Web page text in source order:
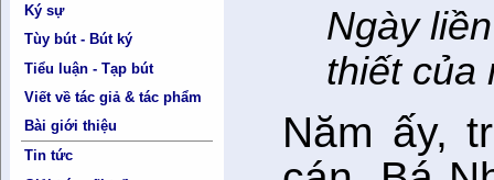
Ký sự
Tùy bút - Bút ký
Tiểu luận - Tạp bút
Viết về tác giả & tác phẩm
Bài giới thiệu
Tin tức
Ngày
thiết
Năm ấy,